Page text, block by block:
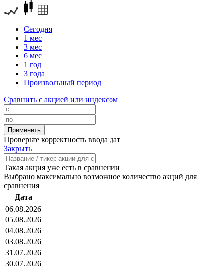
Сегодня
1 мес
3 мес
6 мес
1 год
3 года
Произвольный период
Сравнить с акцией или индексом
Проверьте корректность ввода дат
Закрыть
Такая акция уже есть в сравнении
Выбрано максимально возможное количество акций для
сравнения
Дата
06.08.2026
05.08.2026
04.08.2026
03.08.2026
31.07.2026
30.07.2026